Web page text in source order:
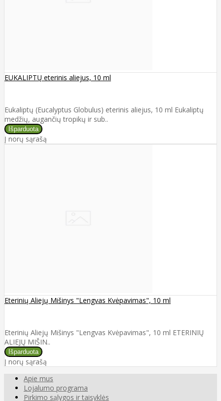
EUKALIPTŲ eterinis aliejus, 10 ml
Eukaliptų (Eucalyptus Globulus) eterinis aliejus, 10 ml Eukaliptų
medžių, augančių tropikų ir sub..
Į norų sąrašą
Eterinių Aliejų Mišinys "Lengvas Kvėpavimas", 10 ml
Eterinių Aliejų Mišinys "Lengvas Kvėpavimas", 10 ml ETERINIŲ
ALIEJŲ MIŠIN..
Į norų sąrašą
Apie mus
Lojalumo programa
Pirkimo sąlygos ir taisyklės